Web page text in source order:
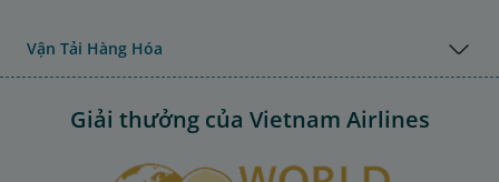
Vận Tải Hàng Hóa
Giải thưởng của Vietnam Airlines